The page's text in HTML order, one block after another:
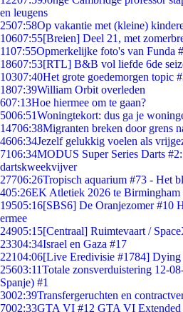
en leugens
2507:58Op vakantie met (kleine)
10607:55[Breien] Deel 21, met
1107:55Opmerkelijke foto's van Funda
18607:53[RTL] B&B vol liefde 6de
10307:40Het grote goedemorgen topic
1807:39William Orbit overleden
607:13Hoe hiermee om te gaan?
5006:51Woningtekort: dus ga je
14706:38Migranten breken door grens
4606:34Jezelf gelukkig voelen als
7106:34MODUS Super Series Darts
dartskweekvijver
27706:26Tropisch aquarium #73 - Het
405:26EK Atletiek 2026 te Birmingham
19505:16[SBS6] De Oranjezomer #10
ermee
24905:15[Centraal] Ruimtevaart /
23304:34Israel en Gaza #17
22104:06[Live Eredivisie #1784] Dying
25603:11Totale zonsverduistering 12-
Spanje) #1
3002:39Transfergeruchten en
7002:33GTA VI #12 GTA VI